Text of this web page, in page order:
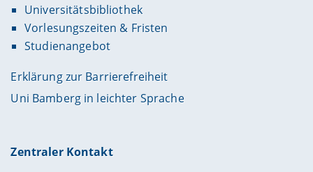
Universitätsbibliothek
Vorlesungszeiten & Fristen
Studienangebot
Erklärung zur Barrierefreiheit
Uni Bamberg in leichter Sprache
Zentraler Kontakt